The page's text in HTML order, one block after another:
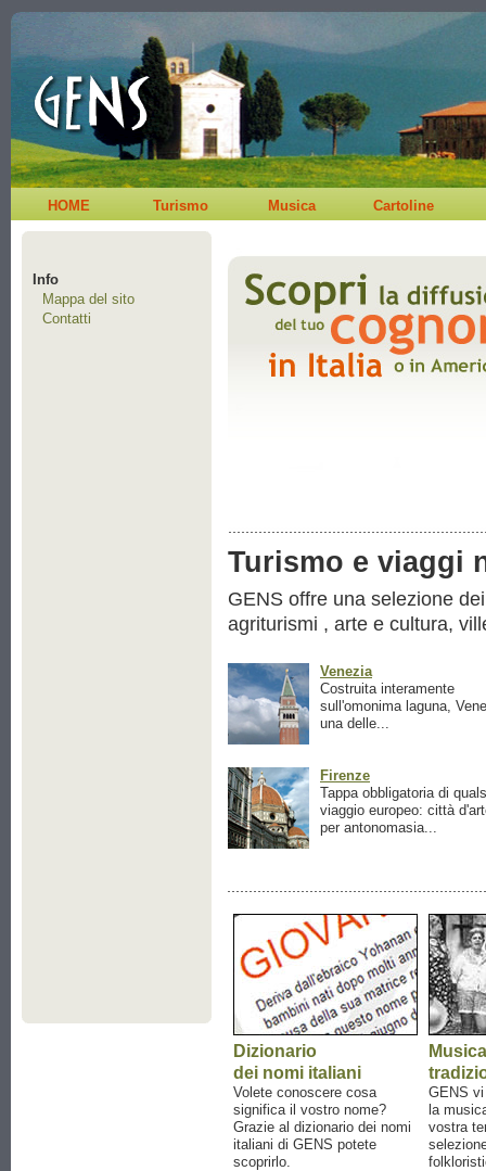
HOME Turismo Musica Cartoline
Info
Mappa del sito
Contatti
Turismo e viaggi
GENS offre una selezione
agriturismi , arte e cultura,
Venezia
Costruita interamente
sull'omonima laguna,
una delle...
Firenze
Tappa obbligatoria di
viaggio europeo: città
per antonomasia...
Dizionario
dei nomi italiani
Volete conoscere cosa
significa il vostro nome?
Grazie al dizionario dei nomi
italiani di GENS potete
scoprirlo.
Musica
GENS
la
vostra